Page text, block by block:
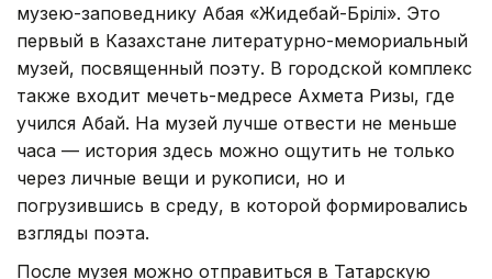
музею-заповеднику Абая «Жидебай-Бөрілі». Это
первый в Казахстане литературно-мемориальный
музей, посвященный поэту. В городской комплекс
также входит мечеть-медресе Ахмета Ризы, где
учился Абай. На музей лучше отвести не меньше
часа — история здесь можно ощутить не только
через личные вещи и рукописи, но и
погрузившись в среду, в которой формировались
взгляды поэта.
После музея можно отправиться в Татарскую